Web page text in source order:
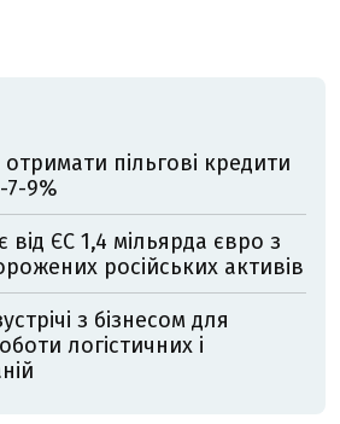
отримати пільгові кредити
9%
від ЄС 1,4 мільярда євро з
російських активів
з бізнесом для
логістичних і